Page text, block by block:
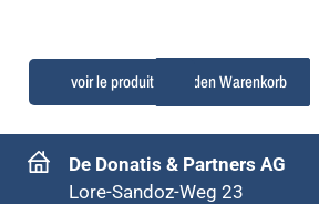
In den Warenkorb
De Donatis & Partners AG
Lore-Sandoz-Weg 23